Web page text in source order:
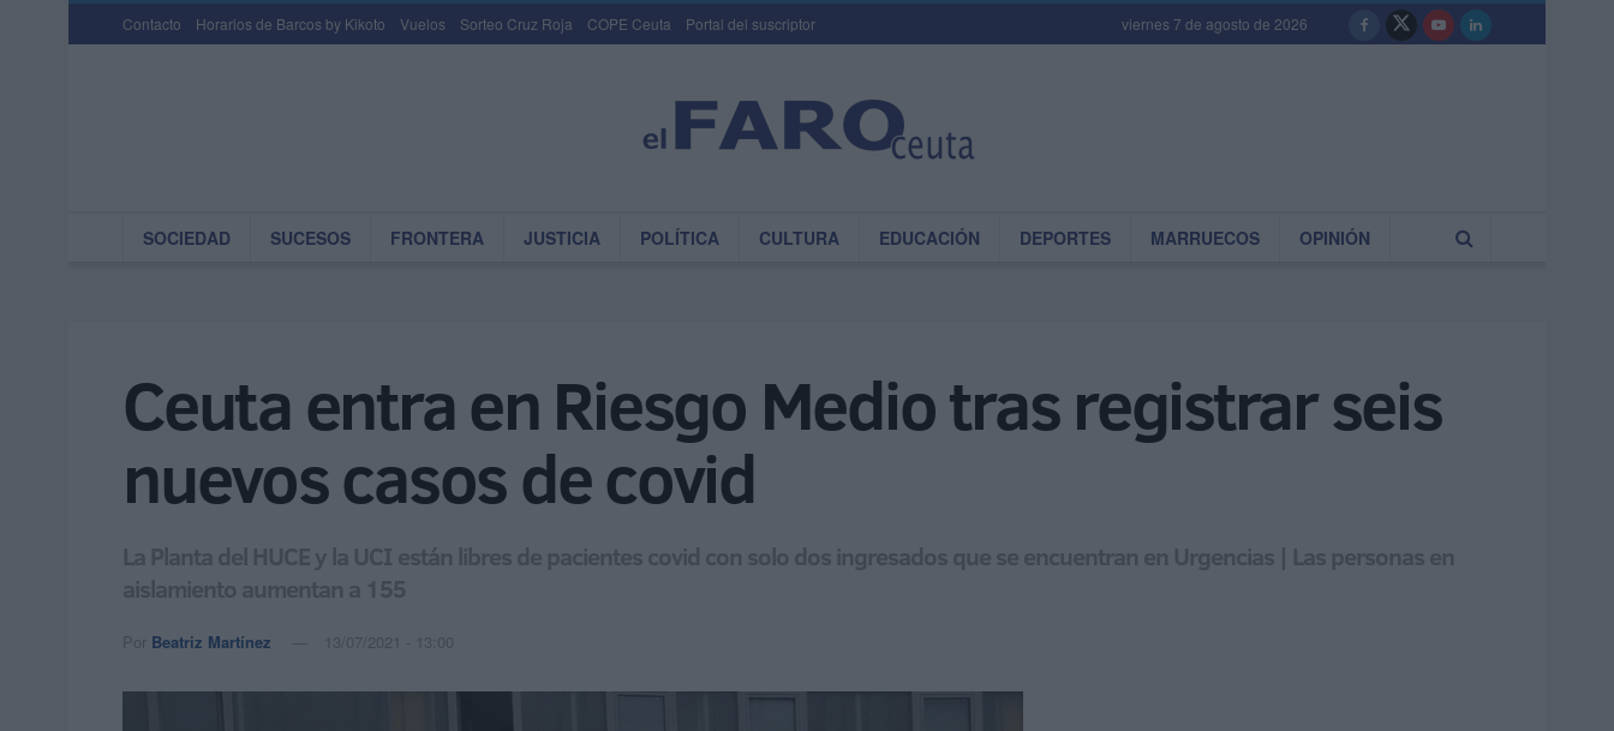
Contacto Horarios de Barcos by Kikoto Vuelos Sorteo Cruz Roja COPE Ceuta Portal del suscriptor viernes 7 de agosto de 2026
SOCIEDAD SUCESOS FRONTERA JUSTICIA POLÍTICA CULTURA EDUCACIÓN DEPORTES MARRUECOS OPINIÓN
Ceuta entra en Riesgo Medio tras registrar seis
nuevos casos de covid
La Planta del HUCE y la UCI están libres de pacientes covid con solo dos ingresados que se encuentran en Urgencias | Las personas en
aislamiento aumentan a 155
Por Beatriz Martínez 13/07/2021 - 13:00